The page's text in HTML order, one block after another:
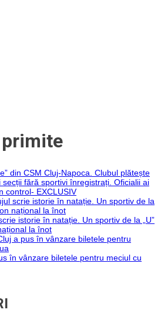
din CSM Cluj-Napoca. Clubul plătește
fără sportivi înregistrați. Oficialii ai
control- EXCLUSIV
scrie istorie în natație. Un sportiv de la
național la înot
istorie în natație. Un sportiv de la „U”
la înot
Cluj a pus în vânzare biletele pentru
în vânzare biletele pentru meciul cu